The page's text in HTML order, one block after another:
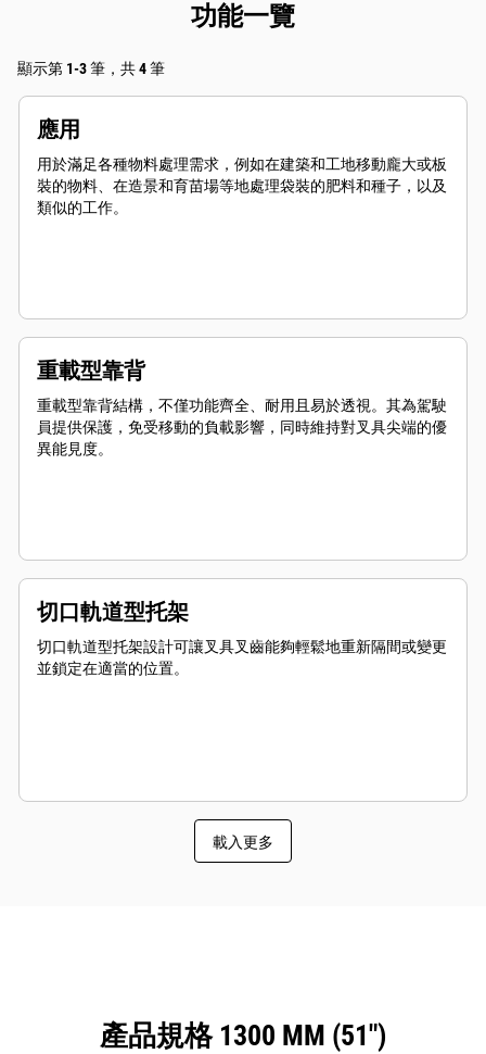
功能一覽
顯示第 1-3 筆，共 4 筆
應用
用於滿足各種物料處理需求，例如在建築和工地移動龐大或板
裝的物料、在造景和育苗場等地處理袋裝的肥料和種子，以及
類似的工作。
重載型靠背
重載型靠背結構，不僅功能齊全、耐用且易於透視。其為駕駛
員提供保護，免受移動的負載影響，同時維持對叉具尖端的優
異能見度。
切口軌道型托架
切口軌道型托架設計可讓叉具叉齒能夠輕鬆地重新隔間或變更
並鎖定在適當的位置。
載入更多
產品規格 1300 MM (51")